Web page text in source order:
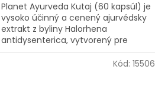
Planet Ayurveda Kutaj (60 kapsúl) je
vysoko účinný a cenený ajurvédsky
extrakt z byliny Halorhena
antidysenterica, vytvorený pre
cielenú záchranu podráždeného
Kód: 15506